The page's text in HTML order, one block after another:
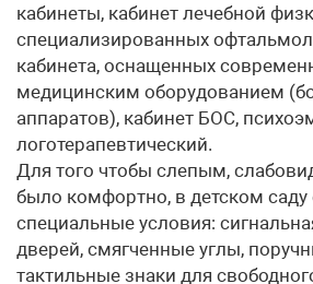
кабинеты, кабинет лечебной
специализированных
кабинета, оснащенных
медицинским оборудованием
аппаратов), кабинет БОС,
логотерапевтический.
Для того чтобы слепым,
было комфортно, в детском
специальные условия:
дверей, смягченные углы,
тактильные знаки для